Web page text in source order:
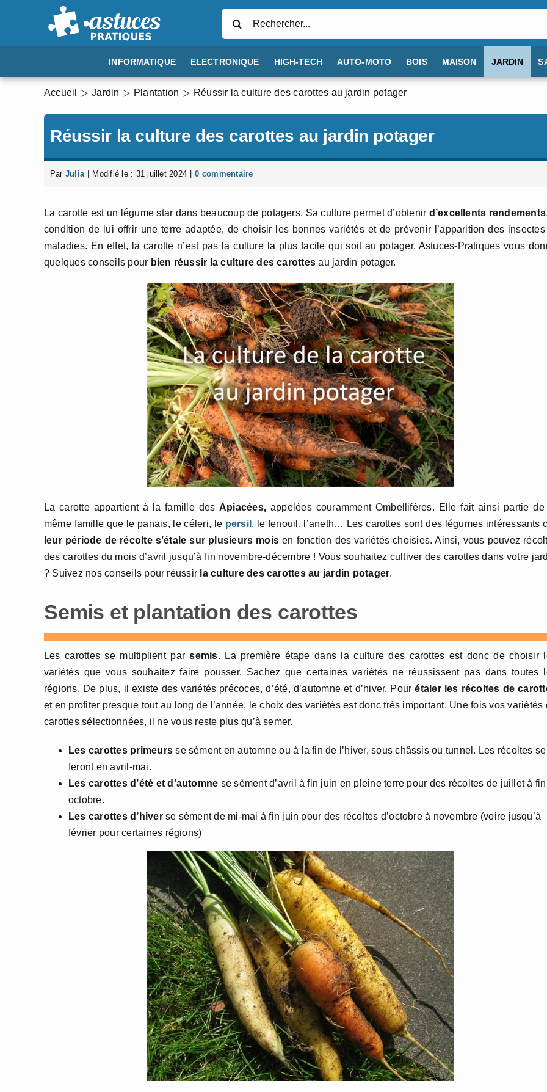
INFORMATIQUE ELECTRONIQUE HIGH-TECH AUTO-MOTO BOIS MAISON JARDIN
Accueil Jardin Plantation Réussir la culture des carottes au jardin potager
Réussir la culture des carottes au jardin potager
Par Julia Modifié le : 31 juillet 2024 0 commentaire
La carotte est un légume star dans beaucoup de potagers. Sa culture permet d’obtenir d’excellents rendements
condition de lui offrir une terre adaptée, de choisir les bonnes variétés et de prévenir l’apparition des
maladies. En effet, la carotte n’est pas la culture la plus facile qui soit au potager. Astuces-Pratiques vous
quelques conseils pour bien réussir la culture des carottes au jardin potager.
La carotte appartient à la famille des Apiacées, appelées couramment Ombellifères. Elle fait ainsi partie de
même famille que le panais, le céleri, le persil , le fenouil, l’aneth… Les carottes sont des légumes intéressants
leur période de récolte s’étale sur plusieurs mois en fonction des variétés choisies. Ainsi, vous pouvez
des carottes du mois d’avril jusqu’à fin novembre-décembre ! Vous souhaitez cultiver des carottes dans votre
? Suivez nos conseils pour réussir la culture des carottes au jardin potager.
Semis et plantation des carottes
Les carottes se multiplient parsemis. La première étape dans la culture des carottes est donc de choisir
variétés que vous souhaitez faire pousser. Sachez que certaines variétés ne réussissent pas dans toutes
régions. De plus, il existe des variétés précoces, d’été, d’automne et d’hiver. Pourétaler les récoltes de
et en profiter presque tout au long de l’année, le choix des variétés est donc très important. Une fois vos variétés
carottes sélectionnées, il ne vous reste plus qu’à semer.
Les carottes primeurs se sèment en automne ou à la fin de l’hiver, sous châssis ou tunnel. Les récoltes se
feront en avril-mai.
Les carottes d’été et d’automne se sèment d’avril à fin juin en pleine terre pour des récoltes de juillet à fin
octobre.
Les carottes d’hiverse sèment de mi-mai à fin juin pour des récoltes d’octobre à novembre (voire jusqu’à
février pour certaines régions)